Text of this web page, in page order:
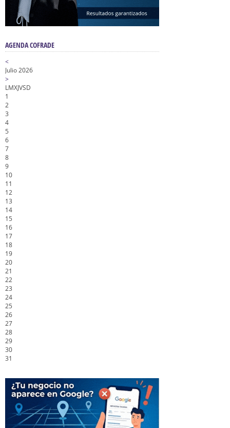
AGENDA COFRADE
<
Julio 2026
>
LMXJVSD
1
2
3
4
5
6
7
8
9
10
11
12
13
14
15
16
17
18
19
20
21
22
23
24
25
26
27
28
29
30
31